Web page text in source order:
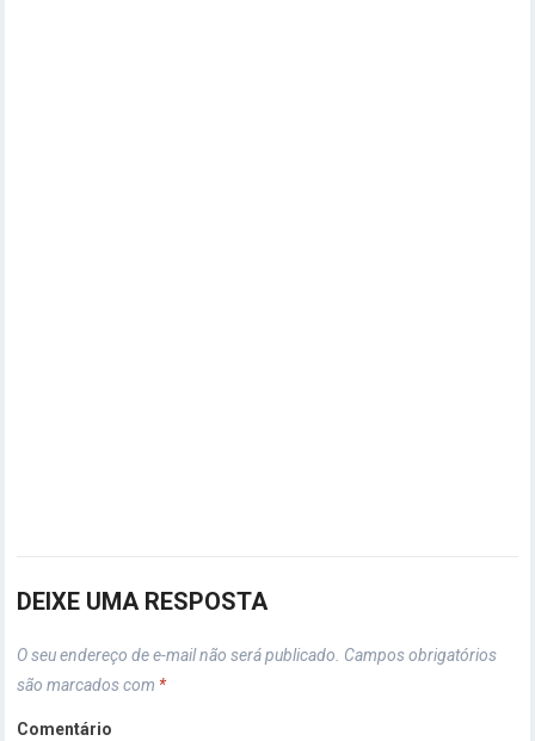
DEIXE UMA RESPOSTA
O seu endereço de e-mail não será publicado. Campos obrigatórios
são marcados com *
Comentário